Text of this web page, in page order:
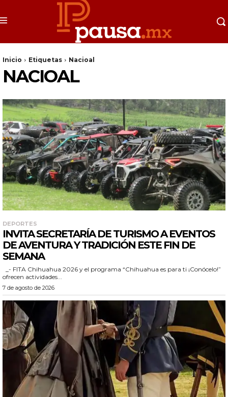
Inicio Etiquetas Nacioal
NACIOAL
DEPORTES
INVITA SECRETARÍA DE TURISMO A EVENTOS
DE AVENTURA Y TRADICIÓN ESTE FIN DE
SEMANA
ofrecen actividades...
7 de agosto de 2026